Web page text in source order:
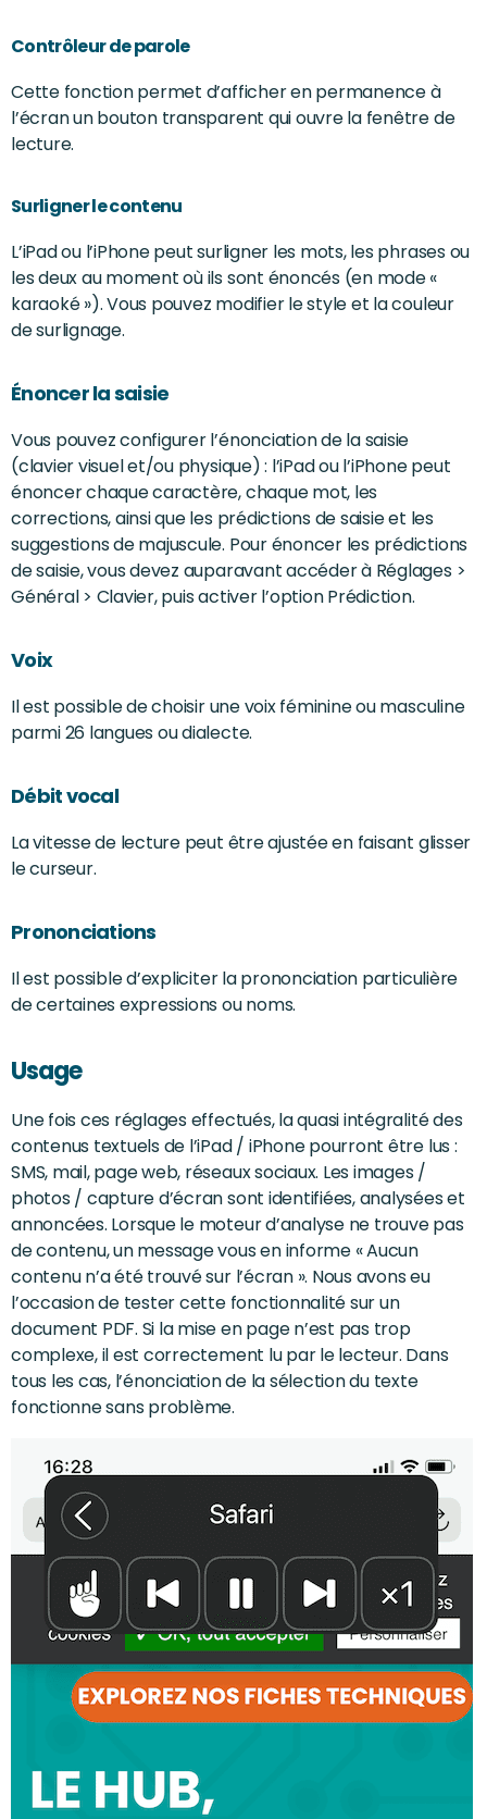
Contrôleur de parole
Cette fonction permet d’afficher en permanence à
l’écran un bouton transparent qui ouvre la fenêtre de
lecture.
Surligner le contenu
L’iPad ou l’iPhone peut surligner les mots, les phrases ou
les deux au moment où ils sont énoncés (en mode «
karaoké »). Vous pouvez modifier le style et la couleur
de surlignage.
Énoncer la saisie
Vous pouvez configurer l’énonciation de la saisie
(clavier visuel et/ou physique) : l’iPad ou l’iPhone peut
énoncer chaque caractère, chaque mot, les
corrections, ainsi que les prédictions de saisie et les
suggestions de majuscule. Pour énoncer les prédictions
de saisie, vous devez auparavant accéder à Réglages >
Général > Clavier, puis activer l’option Prédiction.
Voix
Il est possible de choisir une voix féminine ou masculine
parmi 26 langues ou dialecte.
Débit vocal
La vitesse de lecture peut être ajustée en faisant glisser
le curseur.
Prononciations
Il est possible d’expliciter la prononciation particulière
de certaines expressions ou noms.
Usage
Une fois ces réglages effectués, la quasi intégralité des
contenus textuels de l’iPad / iPhone pourront être lus :
SMS, mail, page web, réseaux sociaux. Les images /
photos / capture d’écran sont identifiées, analysées et
annoncées. Lorsque le moteur d’analyse ne trouve pas
de contenu, un message vous en informe « Aucun
contenu n’a été trouvé sur l’écran ». Nous avons eu
l’occasion de tester cette fonctionnalité sur un
document PDF. Si la mise en page n’est pas trop
complexe, il est correctement lu par le lecteur. Dans
tous les cas, l’énonciation de la sélection du texte
fonctionne sans problème.